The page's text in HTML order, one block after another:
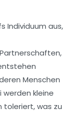
Individuum aus,
Menschen
kleine
toleriert, was zu